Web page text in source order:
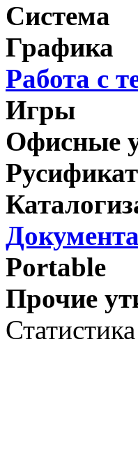
Система
Графика
Работа с
Игры
Офисные
Portable
Прочие
Статистика